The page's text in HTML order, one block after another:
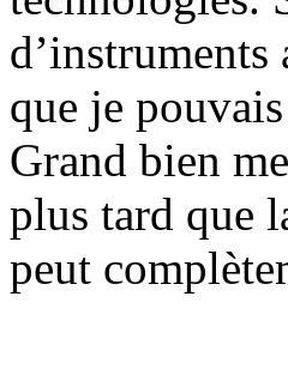
d’instruments
que je
Grand bien
plus tard que
peut